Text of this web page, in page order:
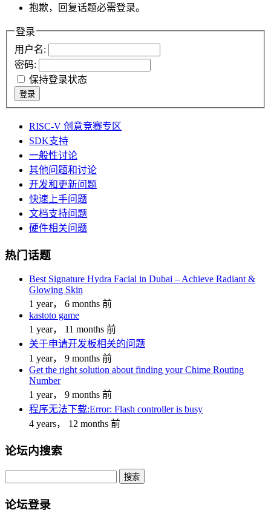
抱歉，回复话题必需登录。
登录
用户名:
密码:
保持登录状态
登录
RISC-V 创意竞赛专区
SDK支持
一般性讨论
其他问题和讨论
开发和更新问题
快速上手问题
文档支持问题
硬件相关问题
热门话题
Best Signature Hydra Facial in Dubai – Achieve Radiant &
Glowing Skin
1 year， 6 months 前
kastoto game
1 year， 11 months 前
关于申请开发板相关的问题
1 year， 9 months 前
Get the right solution about finding your Chime Routing
Number
1 year， 9 months 前
程序无法下载:Error: Flash controller is busy
4 years， 12 months 前
论坛内搜索
论坛登录